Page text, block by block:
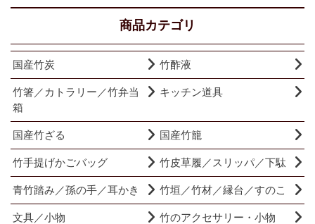
商品カテゴリ
国産竹炭 竹酢液
竹箸／カトラリー／竹弁当
箱
キッチン道具
国産竹ざる 国産竹籠
竹手提げかごバッグ 竹皮草履／スリッパ／下駄
青竹踏み／孫の手／耳かき 竹垣／竹材／縁台／すのこ
文具／小物 竹のアクセサリー・小物